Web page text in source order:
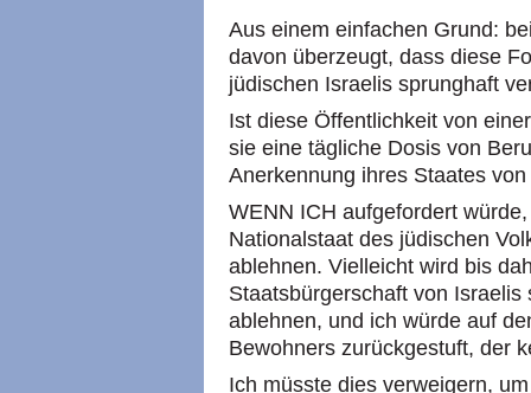
Aus einem einfachen Grund:
davon überzeugt, dass diese
jüdischen Israelis sprunghaft
Ist diese Öffentlichkeit von
sie eine tägliche Dosis von
Anerkennung ihres Staates
WENN ICH aufgefordert
Nationalstaat des jüdischen
ablehnen. Vielleicht wird bis
Staatsbürgerschaft von
ablehnen, und ich würde auf
Bewohners zurückgestuft, der
Ich müsste dies verweigern,